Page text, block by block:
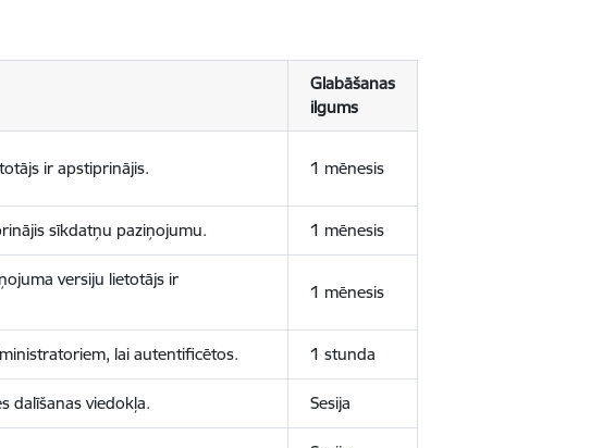
Glabāšanas
ilgums
ir apstiprinājis. 1 mēnesis
sīkdatņu paziņojumu. 1 mēnesis
versiju lietotājs ir
1 mēnesis
lai autentificētos. 1 stunda
dalīšanas viedokļa. Sesija